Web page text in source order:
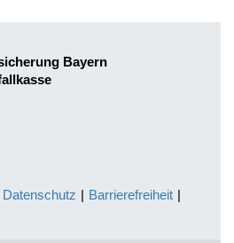
Bayern
Datenschutz | Barrierefreiheit |